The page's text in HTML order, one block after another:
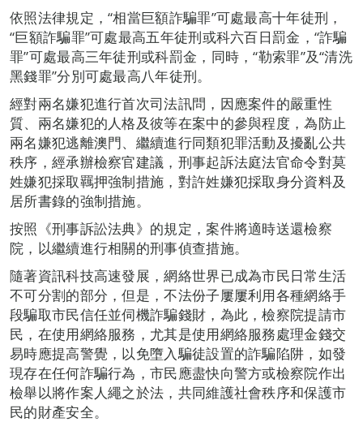
依照法律規定，“相當巨額詐騙罪”可處最高十年徒刑，
“巨額詐騙罪”可處最高五年徒刑或科六百日罰金，“詐騙
罪”可處最高三年徒刑或科罰金，同時，“勒索罪”及“清洗
黑錢罪”分別可處最高八年徒刑。
經對兩名嫌犯進行首次司法訊問，因應案件的嚴重性
質、兩名嫌犯的人格及彼等在案中的參與程度，為防止
兩名嫌犯逃離澳門、繼續進行同類犯罪活動及擾亂公共
秩序，經承辦檢察官建議，刑事起訴法庭法官命令對莫
姓嫌犯採取羈押強制措施，對許姓嫌犯採取身分資料及
居所書錄的強制措施。
按照《刑事訴訟法典》的規定，案件將適時送還檢察
院，以繼續進行相關的刑事偵查措施。
隨著資訊科技高速發展，網絡世界已成為市民日常生活
不可分割的部分，但是，不法份子屢屢利用各種網絡手
段騙取市民信任並伺機詐騙錢財，為此，檢察院提請市
民，在使用網絡服務，尤其是使用網絡服務處理金錢交
易時應提高警覺，以免墮入騙徒設置的詐騙陷阱，如發
現存在任何詐騙行為，市民應盡快向警方或檢察院作出
檢舉以將作案人繩之於法，共同維護社會秩序和保護市
民的財產安全。